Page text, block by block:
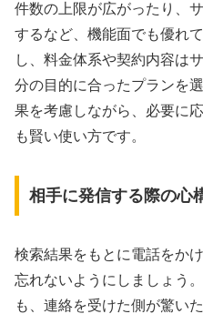
件数の上限が広がったり、
するなど、機能面でも優れ
し、料金体系や契約内容は
分の目的に合ったプランを
果を考慮しながら、必要に
も賢い使い方です。
相手に発信する際の心
検索結果をもとに電話をか
忘れないようにしましょう
も、連絡を受けた側が驚い